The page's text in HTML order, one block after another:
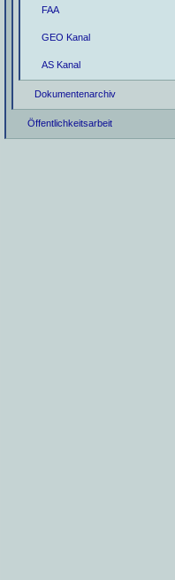
FAA
GEO Kanal
AS Kanal
Dokumentenarchiv
Öffentlichkeitsarbeit